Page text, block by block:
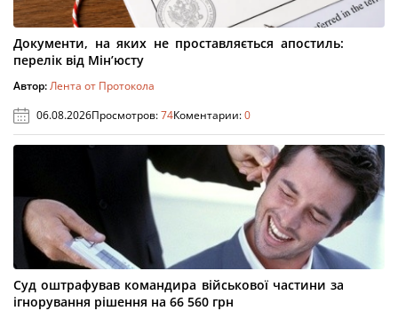
Документи, на яких не проставляється апостиль:
перелік від Мін’юсту
Автор:Лента от Протокола
06.08.2026Просмотров:74Коментарии:0
Суд оштрафував командира військової частини за
ігнорування рішення на 66 560 грн